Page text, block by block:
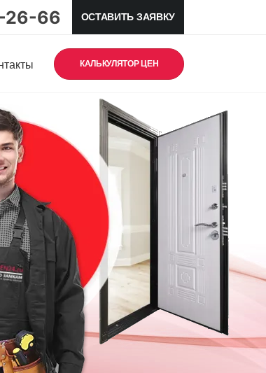
26-66 ОСТАВИТЬ ЗАЯВКУ
КАЛЬКУЛЯТОР ЦЕН